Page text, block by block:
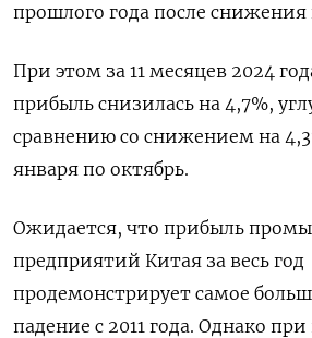
прошлого года после снижения
При этом за 11 месяцев 2024
прибыль снизилась на 4,7%,
сравнению со снижением на
января по октябрь.
Ожидается, что прибыль
предприятий Китая за весь год
продемонстрирует самое
падение с 2011 года. Однако